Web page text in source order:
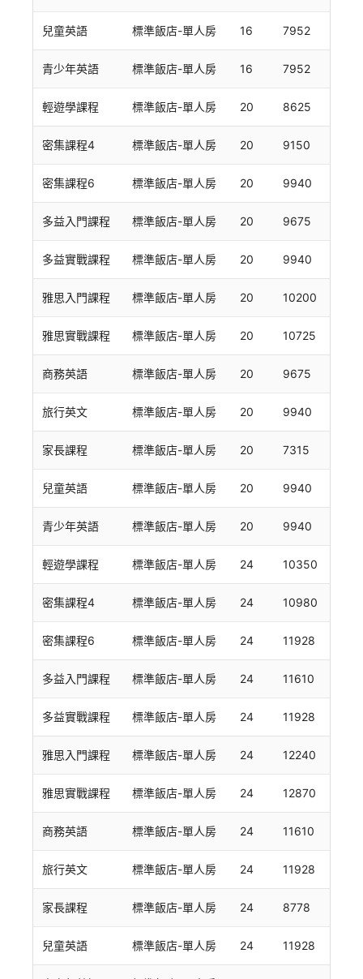
兒童英語 標準飯店-單人房 16 7952
青少年英語 標準飯店-單人房 16 7952
輕遊學課程 標準飯店-單人房 20 8625
密集課程4 標準飯店-單人房 20 9150
密集課程6 標準飯店-單人房 20 9940
多益入門課程 標準飯店-單人房 20 9675
多益實戰課程 標準飯店-單人房 20 9940
雅思入門課程 標準飯店-單人房 20 10200
雅思實戰課程 標準飯店-單人房 20 10725
商務英語 標準飯店-單人房 20 9675
旅行英文 標準飯店-單人房 20 9940
家長課程 標準飯店-單人房 20 7315
兒童英語 標準飯店-單人房 20 9940
青少年英語 標準飯店-單人房 20 9940
輕遊學課程 標準飯店-單人房 24 10350
密集課程4 標準飯店-單人房 24 10980
密集課程6 標準飯店-單人房 24 11928
多益入門課程 標準飯店-單人房 24 11610
多益實戰課程 標準飯店-單人房 24 11928
雅思入門課程 標準飯店-單人房 24 12240
雅思實戰課程 標準飯店-單人房 24 12870
商務英語 標準飯店-單人房 24 11610
旅行英文 標準飯店-單人房 24 11928
家長課程 標準飯店-單人房 24 8778
兒童英語 標準飯店-單人房 24 11928